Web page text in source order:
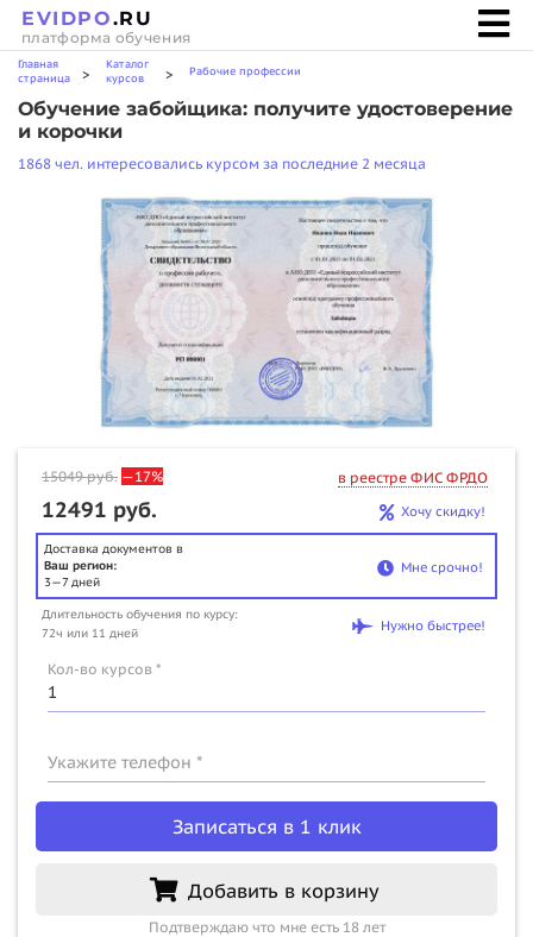
EVIDPO.RU
платформа обучения
Главная
страница
>
Каталог
курсов
> Рабочие профессии
Обучение забойщика: получите удостоверение
и корочки
1868 чел. интересовались курсом за последние 2 месяца
15049руб. —17% в реестре ФИС ФРДО
12491 руб. Хочу скидку!
Доставка документов в
Ваш регион:
3—7 дней
Мне срочно!
Длительность обучения по курсу:
72ч или 11 дней
Нужно быстрее!
Кол-во курсов *
Укажите телефон *
Записаться в 1 клик
Добавить в корзину
Подтверждаю что мне есть 18 лет